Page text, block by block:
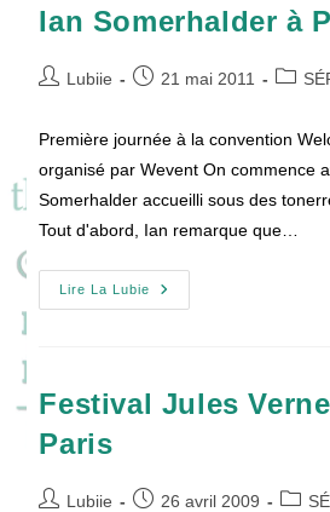
Ian Somerhalder à
Auteur/autrice
publication :
Lubiie
Publication
21 mai 2011
Post
Première journée à la convention
organisé par Wevent On commence
Somerhalder accueilli sous des
Tout d'abord, Ian remarque que…
Lire La Lubie
Ian
Somerhalder
Festival Jules
Paris
Auteur/autrice
Lubiie
Publication
26 avril 2009
Post